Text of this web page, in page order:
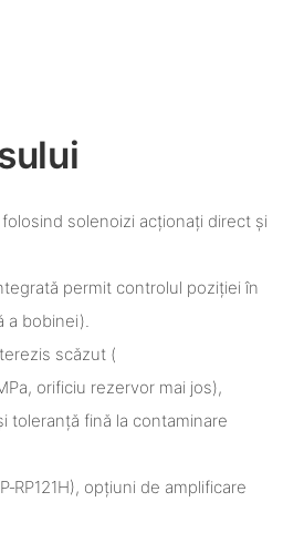
solenoizi acționați direct și
permit controlul poziției în
a bobinei).
scăzut (
orificiu rezervor mai jos),
toleranță fină la contaminare
opțiuni de amplificare